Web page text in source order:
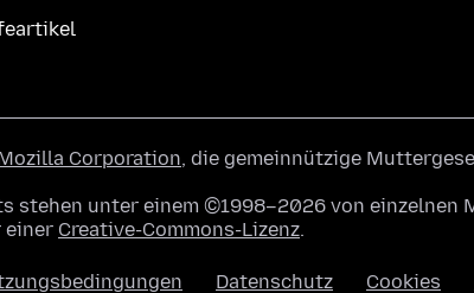
Corporation, die gemeinnützige
stehen unter einem ©1998–2026 von einzelnen
einer Creative-Commons-Lizenz.
Datenschutz Cookies